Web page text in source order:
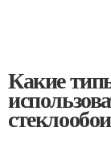
Какие
стеклообои